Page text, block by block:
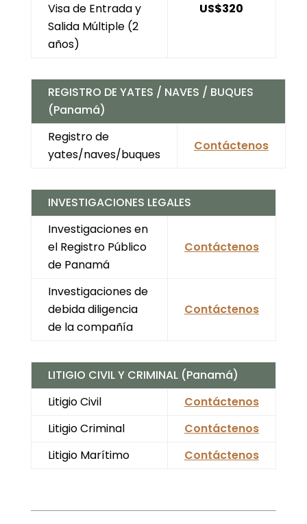
Visa de Entrada y
Salida Múltiple (2
años)
US$320
REGISTRO DE YATES / NAVES / BUQUES
(Panamá)
Registro de
yates/naves/buques
Contáctenos
INVESTIGACIONES LEGALES
Investigaciones en
el Registro Público
de Panamá
Contáctenos
Investigaciones de
debida diligencia
de la compañía
Contáctenos
LITIGIO CIVIL Y CRIMINAL (Panamá)
Litigio Civil
Contáctenos
Litigio Criminal
Contáctenos
Litigio Marítimo
Contáctenos